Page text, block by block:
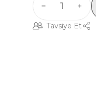
Tavsiye Et